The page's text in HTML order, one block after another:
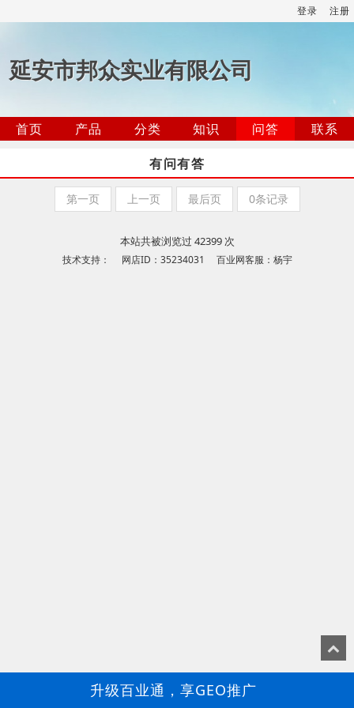
登录 注册
延安市邦众实业有限公司
首页 产品 分类 知识 问答
联系
有问有答
第一页 上一页 最后页 0条记录
本站共被浏览过 42399 次
技术支持： 网店ID：35234031 百业网客服：杨宇
升级百业通，享GEO推广